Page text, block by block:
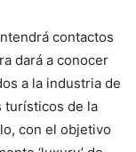
contactos
dará a conocer
a la industria de
turísticos de la
con el objetivo